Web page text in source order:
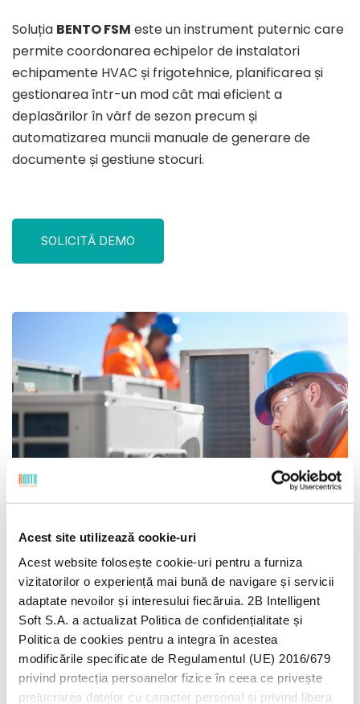
Acest site utilizează cookie-uri
Acest website folosește cookie-uri pentru a furniza
vizitatorilor o experiență mai bună de navigare și servicii
adaptate nevoilor și interesului fiecăruia. 2B Intelligent
Soft S.A. a actualizat Politica de confidențialitate și
Politica de cookies pentru a integra în acestea
modificările specificate de Regulamentul (UE) 2016/679
privind protecția persoanelor fizice în ceea ce privește
prelucrarea datelor cu caracter personal și privind libera
Soluția BENTO FSM este un instrument puternic care
permite coordonarea echipelor de instalatori
echipamente HVAC și frigotehnice, planificarea și
gestionarea într-un mod cât mai eficient a
deplasărilor în vârf de sezon precum și
automatizarea muncii manuale de generare de
documente și gestiune stocuri.
SOLICITĂ DEMO
Atribuiți automat comenzi de
lucru tehnicienilor, permiteți
managerilor și dispecerilor să
urmărească comenzile de
lucru în timp real și simplificați
comunicarea dintre teren și